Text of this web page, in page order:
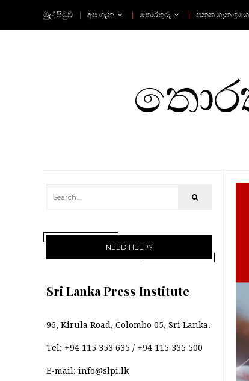
මුල් පිටුව අප ගැන තොරතුරු පනත ගැන
NEED HELP?
Sri Lanka Press Institute
96, Kirula Road, Colombo 05, Sri Lanka.
Tel: +94 115 353 635 / +94 115 335 500
E-mail: info@slpi.lk